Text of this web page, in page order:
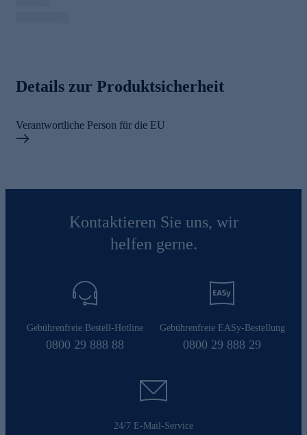
Details zur Produktsicherheit
Verantwortliche Person für die EU
Kontaktieren Sie uns, wir
helfen gerne.
Gebührenfreie Bestell-Hotline
0800 29 888 88
Gebührenfreie EASy-Bestellung
0800 29 888 29
24/7 E-Mail-Service